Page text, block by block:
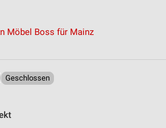
Möbel Boss für Mainz
Geschlossen